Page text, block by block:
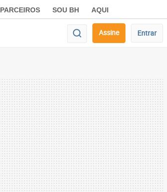
PARCEIROS SOU BH AQUI
Assine Entrar